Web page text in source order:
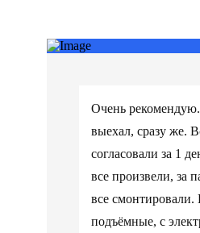
Очень
выехал, сразу же.
согласовали за 1
все произвели, за
все смонтировали.
подъёмные, с